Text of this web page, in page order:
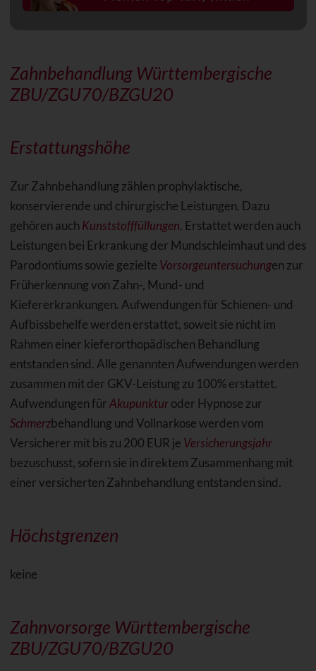
Zahnbehandlung Württembergische
ZBU/ZGU70/BZGU20
Erstattungshöhe
Zur Zahnbehandlung zählen prophylaktische,
konservierende und chirurgische Leistungen. Dazu
gehören auch Kunststofffüllungen. Erstattet werden auch
Leistungen bei Erkrankung der Mundschleimhaut und des
Parodontiums sowie gezielte Vorsorgeuntersuchungen zur
Früherkennung von Zahn-, Mund- und
Kiefererkrankungen. Aufwendungen für Schienen- und
Aufbissbehelfe werden erstattet, soweit sie nicht im
Rahmen einer kieferorthopädischen Behandlung
entstanden sind. Alle genannten Aufwendungen werden
zusammen mit der GKV-Leistung zu 100% erstattet.
Aufwendungen fürAkupunkturoder Hypnose zur
Schmerzbehandlung und Vollnarkose werden vom
Versicherer mit bis zu 200 EUR je Versicherungsjahr
bezuschusst, sofern sie in direktem Zusammenhang mit
einer versicherten Zahnbehandlung entstanden sind.
Höchstgrenzen
keine
Zahnvorsorge Württembergische
ZBU/ZGU70/BZGU20